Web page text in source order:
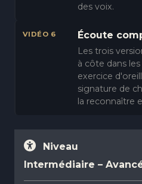
des voix.
VIDÉO 6 Écoute
Les trois
à côte dans
exercice
signature de
la reconnaître
Niveau
Intermédiaire –